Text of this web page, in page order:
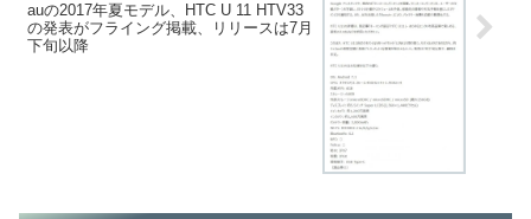
auの2017年夏モデル、HTC U 11 HTV33
の発表がフライング掲載、リリースは7月
下旬以降